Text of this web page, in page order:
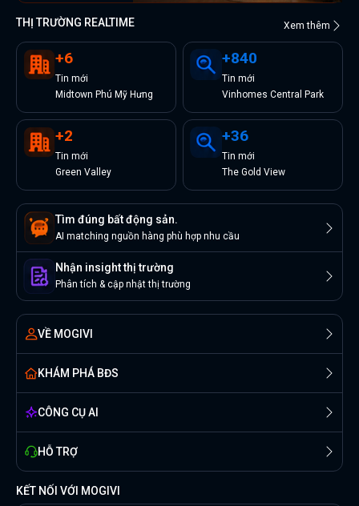
THỊ TRƯỜNG REALTIME Xem thêm
+6
Tin mới
Midtown Phú Mỹ Hưng
+840
Tin mới
Vinhomes Central Park
+2
Tin mới
Green Valley
+36
Tin mới
The Gold View
Tìm đúng bất động sản.
AI matching nguồn hàng phù hợp nhu cầu
Nhận insight thị trường
Phân tích & cập nhật thị trường
VỀ MOGIVI
KHÁM PHÁ BĐS
CÔNG CỤ AI
HỖ TRỢ
KẾT NỐI VỚI MOGIVI